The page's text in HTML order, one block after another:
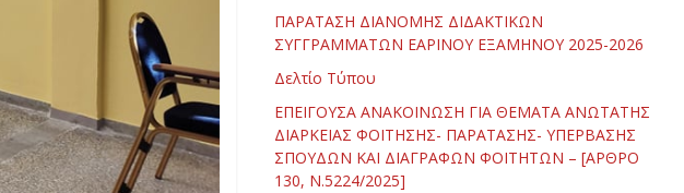
ΠΑΡΑΤΑΣΗ ΔΙΑΝΟΜΗΣ ΔΙΔΑΚΤΙΚΩΝ
ΣΥΓΓΡΑΜΜΑΤΩΝ ΕΑΡΙΝΟΥ ΕΞΑΜΗΝΟΥ 2025-2026
Δελτίο Τύπου
ΕΠΕΙΓΟΥΣΑ ΑΝΑΚΟΙΝΩΣΗ ΓΙΑ ΘΕΜΑΤΑ ΑΝΩΤΑΤΗΣ
ΔΙΑΡΚΕΙΑΣ ΦΟΙΤΗΣΗΣ- ΠΑΡΑΤΑΣΗΣ- ΥΠΕΡΒΑΣΗΣ
ΣΠΟΥΔΩΝ ΚΑΙ ΔΙΑΓΡΑΦΩΝ ΦΟΙΤΗΤΩΝ – [ΑΡΘΡΟ
130, Ν.5224/2025]